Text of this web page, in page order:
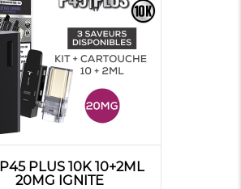
PLUS 10K 10+2ML
20MG IGNITE